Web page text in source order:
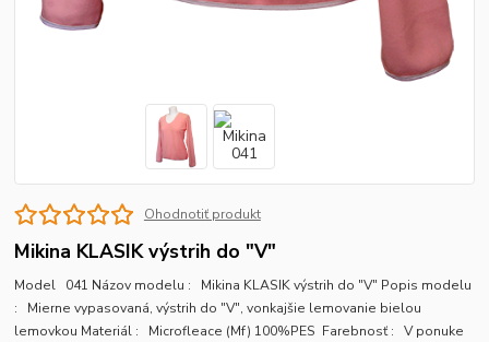
Ohodnotiť produkt
Mikina KLASIK výstrih do "V"
Model 041 Názov modelu : Mikina KLASIK výstrih do "V" Popis modelu
: Mierne vypasovaná, výstrih do "V", vonkajšie lemovanie bielou
lemovkou Materiál : Microfleace (Mf) 100%PES Farebnosť : V ponuke